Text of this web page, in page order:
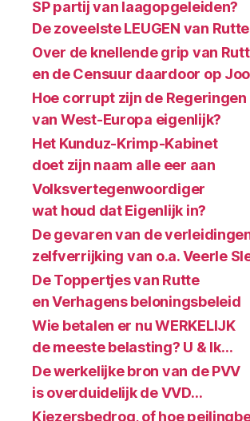
SP partij van laagopgeleiden?
De zoveelste LEUGEN van
Over de knellende grip van
en de Censuur daardoor op
Hoe corrupt zijn de Regeringen
van West-Europa eigenlijk?
Het Kunduz-Krimp-Kabinet
doet zijn naam alle eer aan
Volksvertegenwoordiger
wat houd dat Eigenlijk in?
De gevaren van de
zelfverrijking van o.a. Veerle
De Toppertjes van Rutte
en Verhagens beloningsbeleid
Wie betalen er nu WERKELIJK
de meeste belasting? U & Ik…
De werkelijke bron van de PVV
is overduidelijk de VVD…
Kiezersbedrog, of hoe